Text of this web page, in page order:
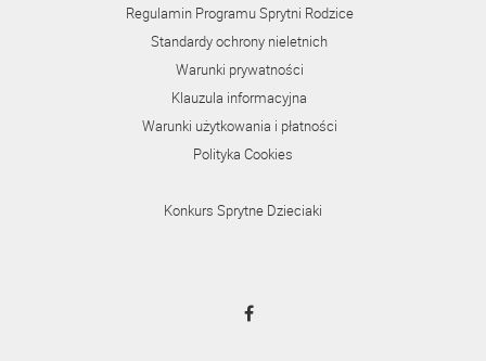
Regulamin Programu Sprytni Rodzice
Standardy ochrony nieletnich
Warunki prywatności
Klauzula informacyjna
Warunki użytkowania i płatności
Polityka Cookies
Konkurs Sprytne Dzieciaki